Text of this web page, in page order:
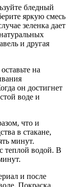
бледный
яркую смесь
зеленка дает
и другая
на
он достигнет
воде и
что и
в стакане,
минут.
теплой водой. В
и после